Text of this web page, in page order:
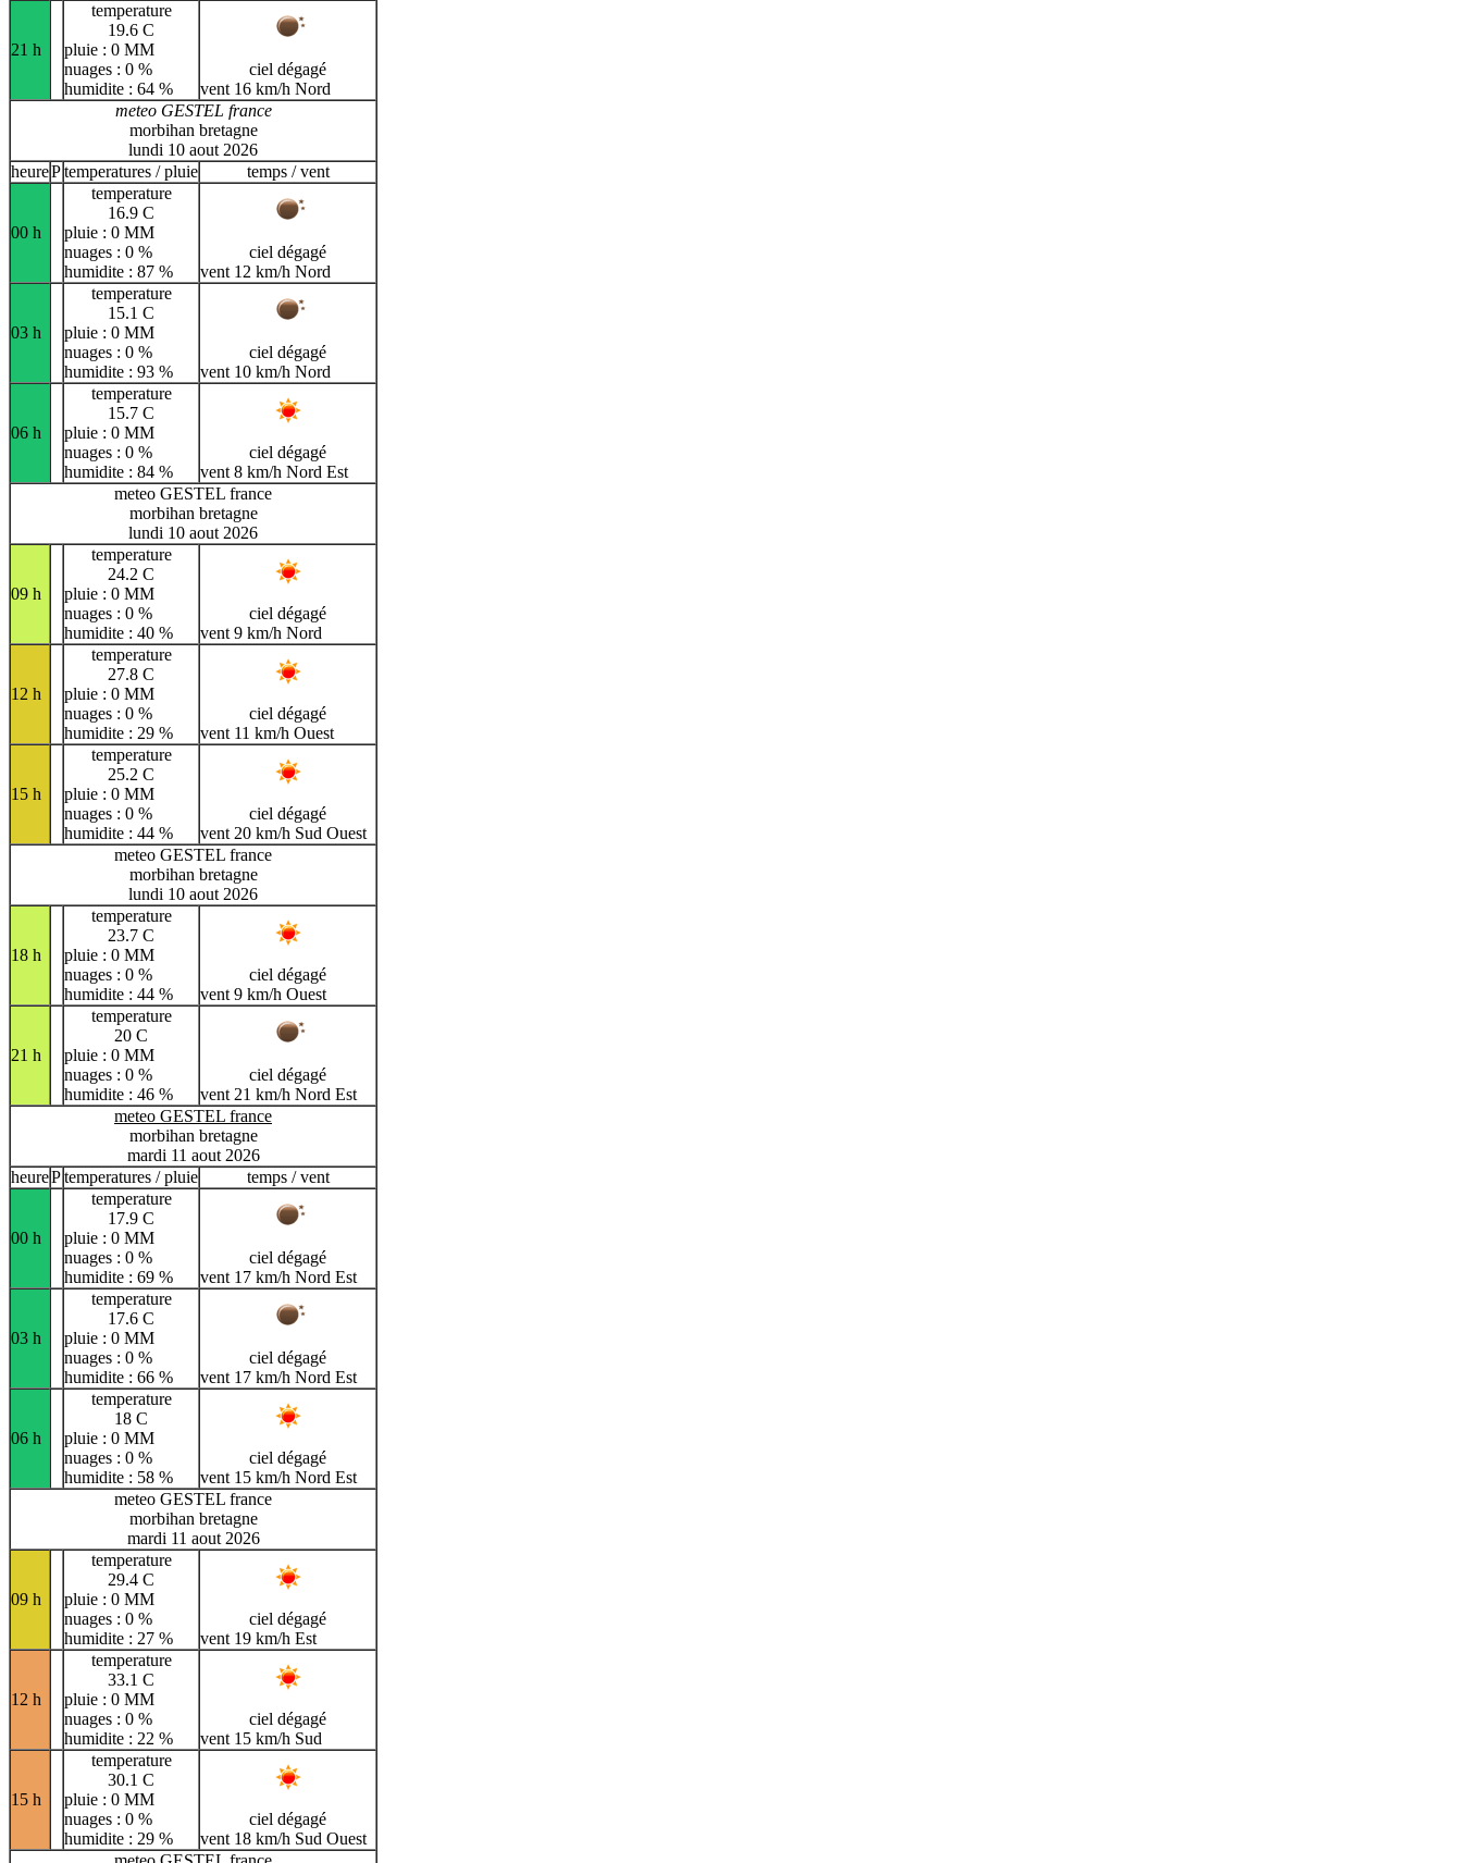
21 h
temperature
19.6 C
pluie : 0 MM
nuages : 0 %
humidite : 64 %
ciel dégagé
vent 16 km/h Nord
meteo GESTEL france
morbihan bretagne
lundi 10 aout 2026
heurePtemperatures / pluie temps / vent
00 h
temperature
16.9 C
pluie : 0 MM
nuages : 0 %
humidite : 87 %
ciel dégagé
vent 12 km/h Nord
03 h
temperature
15.1 C
pluie : 0 MM
nuages : 0 %
humidite : 93 %
ciel dégagé
vent 10 km/h Nord
06 h
temperature
15.7 C
pluie : 0 MM
nuages : 0 %
humidite : 84 %
ciel dégagé
vent 8 km/h Nord Est
meteo GESTEL france
morbihan bretagne
lundi 10 aout 2026
09 h
temperature
24.2 C
pluie : 0 MM
nuages : 0 %
humidite : 40 %
ciel dégagé
vent 9 km/h Nord
12 h
temperature
27.8 C
pluie : 0 MM
nuages : 0 %
humidite : 29 %
ciel dégagé
vent 11 km/h Ouest
15 h
temperature
25.2 C
pluie : 0 MM
nuages : 0 %
humidite : 44 %
ciel dégagé
vent 20 km/h Sud Ouest
meteo GESTEL france
morbihan bretagne
lundi 10 aout 2026
18 h
temperature
23.7 C
pluie : 0 MM
nuages : 0 %
humidite : 44 %
ciel dégagé
vent 9 km/h Ouest
21 h
temperature
20 C
pluie : 0 MM
nuages : 0 %
humidite : 46 %
ciel dégagé
vent 21 km/h Nord Est
meteo GESTEL france
morbihan bretagne
mardi 11 aout 2026
heurePtemperatures / pluie temps / vent
00 h
temperature
17.9 C
pluie : 0 MM
nuages : 0 %
humidite : 69 %
ciel dégagé
vent 17 km/h Nord Est
03 h
temperature
17.6 C
pluie : 0 MM
nuages : 0 %
humidite : 66 %
ciel dégagé
vent 17 km/h Nord Est
06 h
temperature
18 C
pluie : 0 MM
nuages : 0 %
humidite : 58 %
ciel dégagé
vent 15 km/h Nord Est
meteo GESTEL france
morbihan bretagne
mardi 11 aout 2026
09 h
temperature
29.4 C
pluie : 0 MM
nuages : 0 %
humidite : 27 %
ciel dégagé
vent 19 km/h Est
12 h
temperature
33.1 C
pluie : 0 MM
nuages : 0 %
humidite : 22 %
ciel dégagé
vent 15 km/h Sud
15 h
temperature
30.1 C
pluie : 0 MM
nuages : 0 %
humidite : 29 %
ciel dégagé
vent 18 km/h Sud Ouest